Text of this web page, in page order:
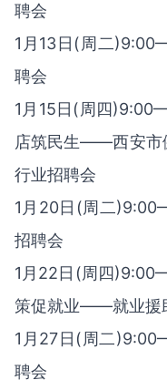
聘会
1月13日(周二
聘会
1月15日(周四
店筑民生——西安市
行业招聘会
1月20日(周二
招聘会
1月22日(周四
策促就业——就业援
1月27日(周二
聘会